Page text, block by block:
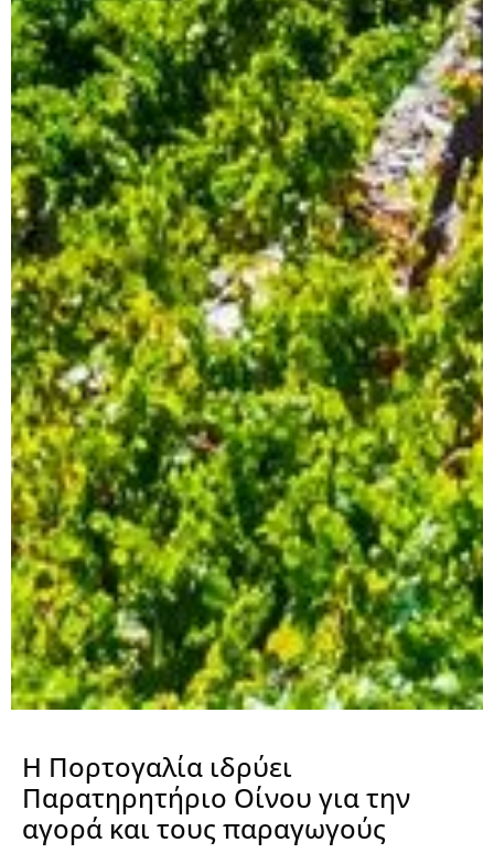
Η Πορτογαλία ιδρύει
Παρατηρητήριο Οίνου για την
αγορά και τους παραγωγούς